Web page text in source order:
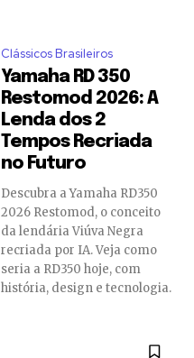
Clássicos Brasileiros
Yamaha RD 350
Restomod 2026: A
Lenda dos 2
Tempos Recriada
no Futuro
Descubra a Yamaha RD350
2026 Restomod, o conceito
da lendária Viúva Negra
recriada por IA. Veja como
seria a RD350 hoje, com
história, design e tecnologia.